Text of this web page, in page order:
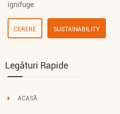
ignifuge.
CERERE SUSTAINABILITY
Legături Rapide
ACASĂ